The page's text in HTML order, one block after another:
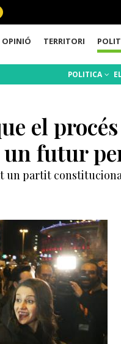
OPINIÓ TERRITORI
POLITICA
el
futur
un partit